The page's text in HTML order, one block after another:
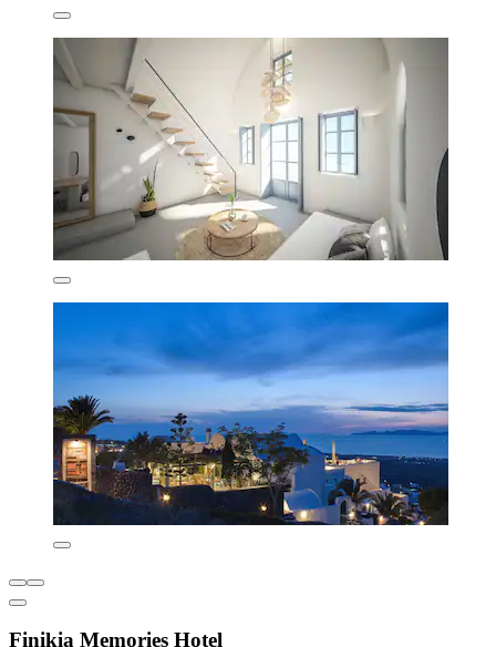
Finikia Memories Hotel